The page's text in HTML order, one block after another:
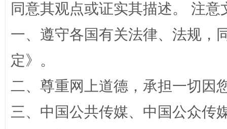
阿坝州三大球赛在茂县开幕 规模
同意其观点或证实其描述。 注
一、遵守各国有关法律、法规，
定》。
二、尊重网上道德，承担一切因
三、中国公共传媒、中国公众传